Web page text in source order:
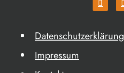
Datenschutzerklärung
Impressum